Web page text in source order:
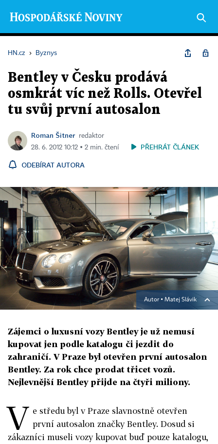
HN.cz › Byznys
Bentley v Česku prodává
osmkrát víc než Rolls. Otevřel
tu svůj první autosalon
Roman Šitner
redaktor
28. 6. 2012 10:12 ▪ 2 min. čtení
PŘEHRÁT ČLÁNEK
ODEBÍRAT AUTORA
Autor ▪ Matej Slávik
Zájemci o luxusní vozy Bentley je už nemusí
kupovat jen podle katalogu či jezdit do
zahraničí. V Praze byl otevřen první autosalon
Bentley. Za rok chce prodat třicet vozů.
Nejlevnější Bentley přijde na čtyři miliony.
V e středu byl v Praze slavnostně otevřen
první autosalon značky Bentley. Dosud si
zákazníci museli vozy kupovat buď pouze katalogu,